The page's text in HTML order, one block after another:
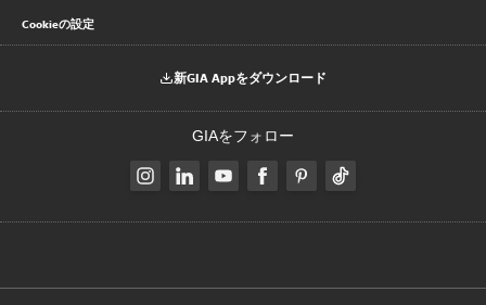
Cookieの設定
新GIA Appをダウンロード
GIAをフォロー